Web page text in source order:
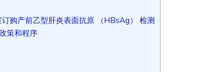
购产前乙型肝炎表面抗原 （HBsAg） 检测
策和程序